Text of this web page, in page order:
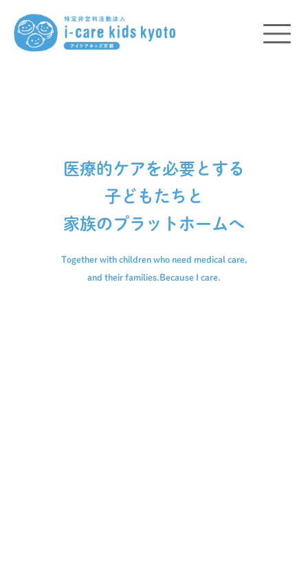
医療的ケアを必要とする
子どもたちと
家族のプラットホームへ
Together with children who need medical care,
and their families.Because I care.